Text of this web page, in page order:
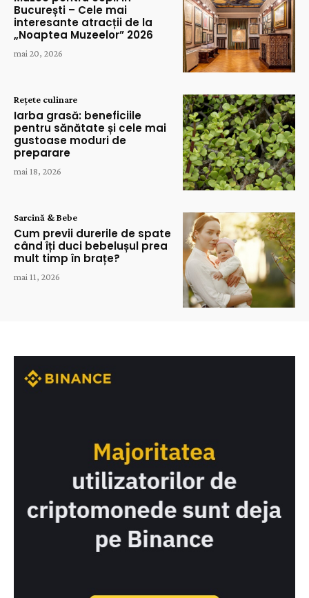
București – Cele mai
interesante atracții de la
„Noaptea Muzeelor” 2026
mai 20, 2026
Rețete culinare
Iarba grasă: beneficiile
pentru sănătate și cele mai
gustoase moduri de
preparare
mai 18, 2026
Sarcină & Bebe
Cum previi durerile de spate
când îți duci bebelușul prea
mult timp în brațe?
mai 11, 2026